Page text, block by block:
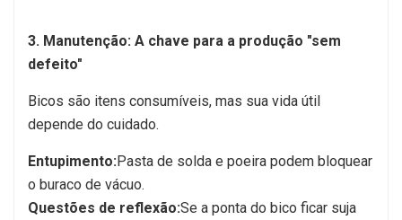
3. Manutenção: A chave para a produção "sem
defeito"
Bicos são itens consumíveis, mas sua vida útil
depende do cuidado.
Entupimento:Pasta de solda e poeira podem bloquear
o buraco de vácuo.
Questões de reflexão:Se a ponta do bico ficar suja